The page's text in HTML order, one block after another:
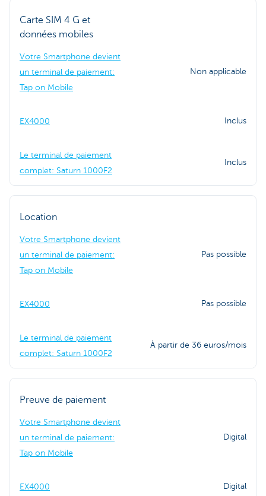
Carte SIM 4 G et
données mobiles
Votre Smartphone devient
un terminal de paiement:
Tap on Mobile
Non applicable
EX4000 Inclus
Le terminal de paiement
complet: Saturn 1000F2
Inclus
Location
Votre Smartphone devient
un terminal de paiement:
Tap on Mobile
Pas possible
EX4000 Pas possible
Le terminal de paiement
complet: Saturn 1000F2
À partir de 36 euros/mois
Preuve de paiement
Votre Smartphone devient
un terminal de paiement:
Tap on Mobile
Digital
EX4000 Digital